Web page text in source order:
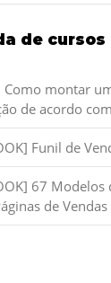
de cursos
Como montar
de acordo
Funil de
67 Modelos
de Vendas